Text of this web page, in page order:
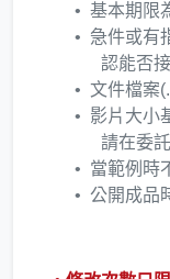
基本期限
急件或有
認能否
文件檔案
影片大小
請在委
當範例時
公開成品